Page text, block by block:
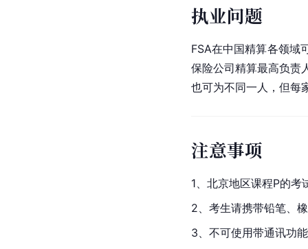
执业问题
FSA在中国精算各领域
保险公司精算最高负责
也可为不同一人，但每
注意事项
1、 北京地区课程P的考
2、考生请携带铅笔、
3、不可使用带通讯功